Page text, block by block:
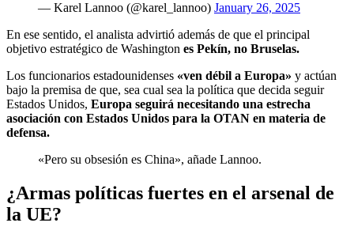
— Karel Lannoo (@karel_lannoo) January 26, 2025
En ese sentido, el analista advirtió además de que el principal
objetivo estratégico de Washington es Pekín, no Bruselas.
Los funcionarios estadounidenses «ven débil a Europa» y actúan
bajo la premisa de que, sea cual sea la política que decida seguir
Estados Unidos, Europa seguirá necesitando una estrecha
asociación con Estados Unidos para la OTAN en materia de
defensa.
«Pero su obsesión es China», añade Lannoo.
¿Armas políticas fuertes en el arsenal de
la UE?